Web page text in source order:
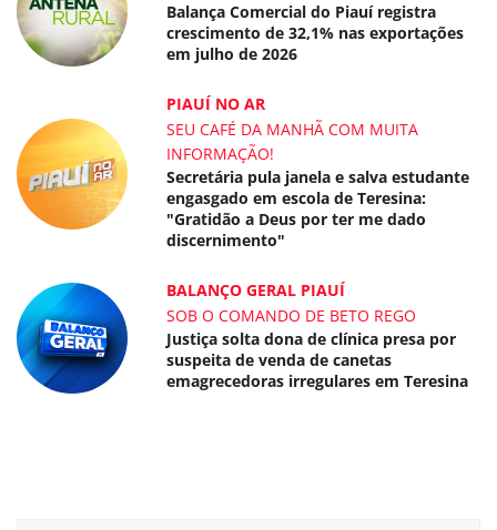
Balança Comercial do Piauí registra
crescimento de 32,1% nas exportações
em julho de 2026
PIAUÍ NO AR
SEU CAFÉ DA MANHÃ COM MUITA
INFORMAÇÃO!
Secretária pula janela e salva estudante
engasgado em escola de Teresina:
"Gratidão a Deus por ter me dado
discernimento"
BALANÇO GERAL PIAUÍ
SOB O COMANDO DE BETO REGO
Justiça solta dona de clínica presa por
suspeita de venda de canetas
emagrecedoras irregulares em Teresina